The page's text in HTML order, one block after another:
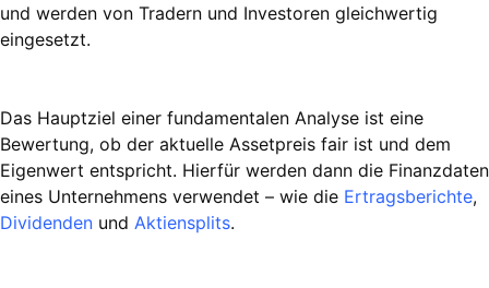
und werden von Tradern und Investoren gleichwertig
eingesetzt.
Das Hauptziel einer fundamentalen Analyse ist eine
Bewertung, ob der aktuelle Assetpreis fair ist und dem
Eigenwert entspricht. Hierfür werden dann die Finanzdaten
eines Unternehmens verwendet – wie die Ertragsberichte,
Dividenden und Aktiensplits.